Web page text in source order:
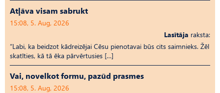
Atļāva visam sabrukt
15:08, 5. Aug, 2026
Lasītāja raksta:
“Labi, ka beidzot kādreizējai Cēsu pienotavai būs cits saimnieks. Žēl
skatīties, kā tā ēka pārvērtusies […]
Vai, novelkot formu, pazūd prasmes
15:08, 5. Aug, 2026